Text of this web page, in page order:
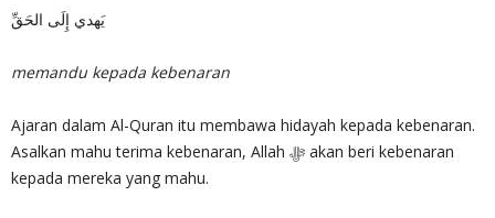
يَهدي إِلَى الحَقِّ
memandu kepada kebenaran
Ajaran dalam Al-Quran itu membawa hidayah kepada kebenaran.
Asalkan mahu terima kebenaran, Allah ﷻ akan beri kebenaran
kepada mereka yang mahu.